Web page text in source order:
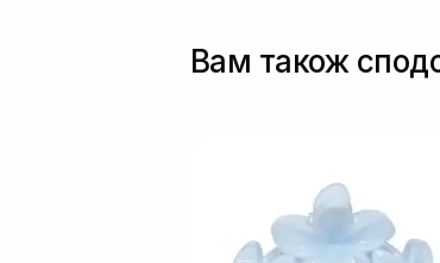
Вам також